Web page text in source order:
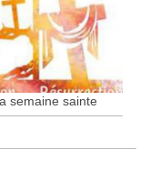
semaine sainte